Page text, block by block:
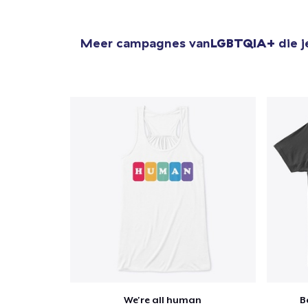
Meer campagnes vanLGBTQIA+ die
We're all human